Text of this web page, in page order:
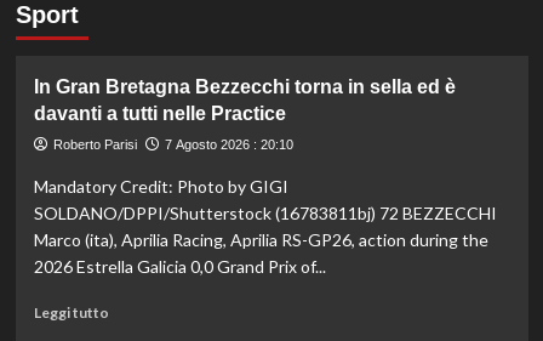
Sport
In Gran Bretagna Bezzecchi torna in sella ed è
davanti a tutti nelle Practice
Roberto Parisi 7 Agosto 2026 : 20:10
Mandatory Credit: Photo by GIGI
SOLDANO/DPPI/Shutterstock (16783811bj) 72 BEZZECCHI
Marco (ita), Aprilia Racing, Aprilia RS-GP26, action during the
2026 Estrella Galicia 0,0 Grand Prix of...
Leggi tuttoLeggi